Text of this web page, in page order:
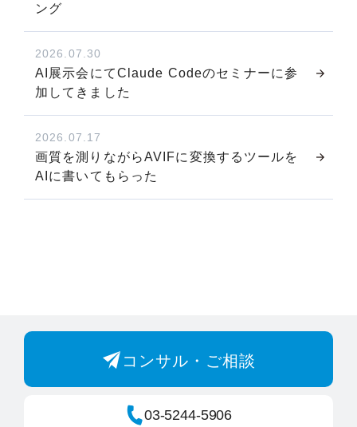
ング
2026.07.30
AI展示会にてClaude Codeのセミナーに参
加してきました
2026.07.17
画質を測りながらAVIFに変換するツールを
AIに書いてもらった
コンサル・ご相談
03-5244-5906